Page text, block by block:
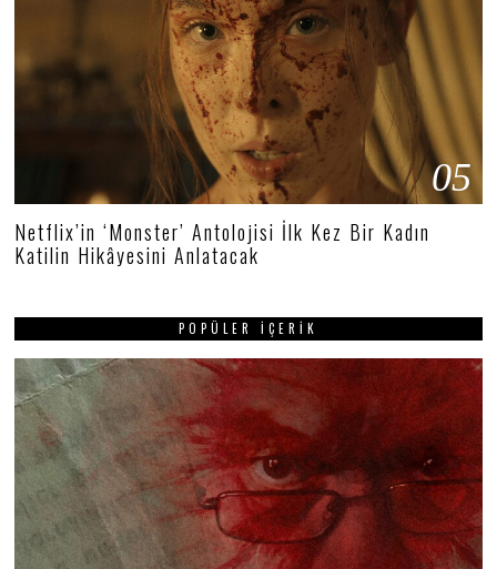
05
Netflix’in ‘Monster’ Antolojisi İlk Kez Bir Kadın
Katilin Hikâyesini Anlatacak
POPÜLER İÇERIK